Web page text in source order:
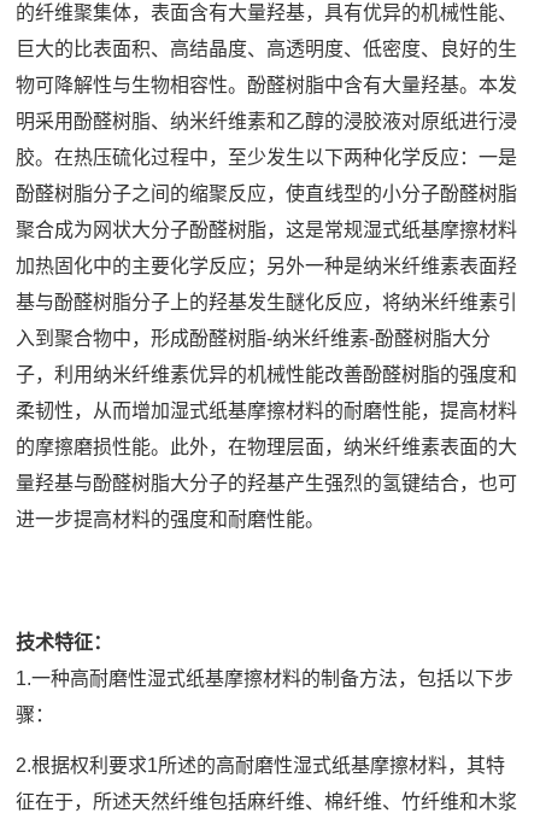
的纤维聚集体，表面含有大量羟基，具有优异的机械性能、
巨大的比表面积、高结晶度、高透明度、低密度、良好的生
物可降解性与生物相容性。酚醛树脂中含有大量羟基。本发
明采用酚醛树脂、纳米纤维素和乙醇的浸胶液对原纸进行浸
胶。在热压硫化过程中，至少发生以下两种化学反应：一是
酚醛树脂分子之间的缩聚反应，使直线型的小分子酚醛树脂
聚合成为网状大分子酚醛树脂，这是常规湿式纸基摩擦材料
加热固化中的主要化学反应；另外一种是纳米纤维素表面羟
基与酚醛树脂分子上的羟基发生醚化反应，将纳米纤维素引
入到聚合物中，形成酚醛树脂-纳米纤维素-酚醛树脂大分
子，利用纳米纤维素优异的机械性能改善酚醛树脂的强度和
柔韧性，从而增加湿式纸基摩擦材料的耐磨性能，提高材料
的摩擦磨损性能。此外，在物理层面，纳米纤维素表面的大
量羟基与酚醛树脂大分子的羟基产生强烈的氢键结合，也可
进一步提高材料的强度和耐磨性能。
技术特征：
1.一种高耐磨性湿式纸基摩擦材料的制备方法，包括以下步
骤：
2.根据权利要求1所述的高耐磨性湿式纸基摩擦材料，其特
征在于，所述天然纤维包括麻纤维、棉纤维、竹纤维和木浆